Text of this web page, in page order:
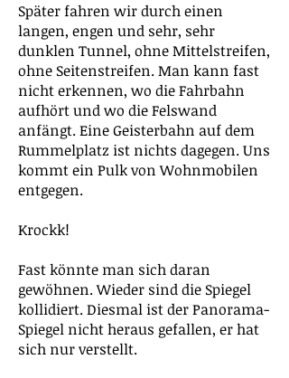
Später fahren wir durch einen
langen, engen und sehr, sehr
dunklen Tunnel, ohne Mittelstreifen,
ohne Seitenstreifen. Man kann fast
nicht erkennen, wo die Fahrbahn
aufhört und wo die Felswand
anfängt. Eine Geisterbahn auf dem
Rummelplatz ist nichts dagegen. Uns
kommt ein Pulk von Wohnmobilen
entgegen.
Krockk!
Fast könnte man sich daran
gewöhnen. Wieder sind die Spiegel
kollidiert. Diesmal ist der Panorama-
Spiegel nicht heraus gefallen, er hat
sich nur verstellt.